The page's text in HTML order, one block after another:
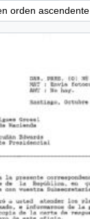
orden ascendente